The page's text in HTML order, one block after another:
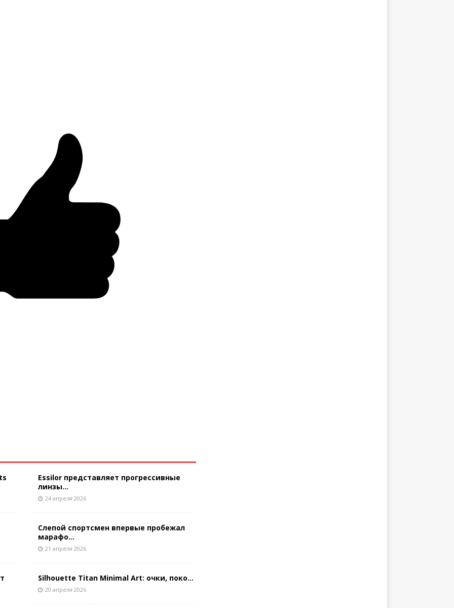
Essilor представляет прогрессивные
линзы...
24 апреля 2026
Слепой спортсмен впервые пробежал
марафо...
21 апреля 2026
Silhouette Titan Minimal Art: очки, поко...
20 апреля 2026